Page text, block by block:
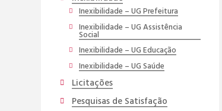
Inexibilidade – UG Prefeitura
Inexibilidade – UG Assistência
Social
Inexibilidade – UG Educação
Inexibilidade – UG Saúde
Licitações
Pesquisas de Satisfação